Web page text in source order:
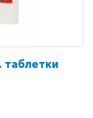
таблетки